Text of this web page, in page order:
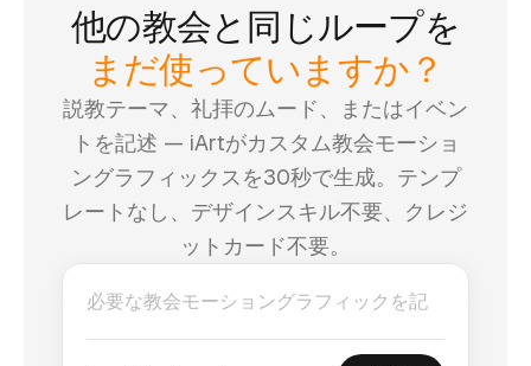
他の教会と同じループを
まだ使っていますか？
説教テーマ、礼拝のムード、またはイベン
トを記述 — iArtがカスタム教会モーショ
ングラフィックスを30秒で生成。テンプ
レートなし、デザインスキル不要、クレジ
ットカード不要。